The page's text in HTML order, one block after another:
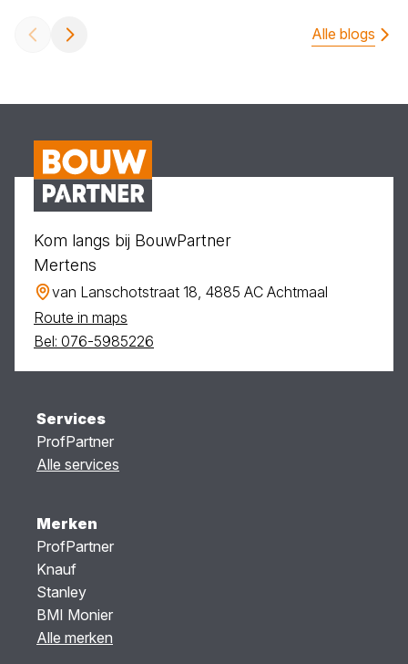
Alle blogs
Kom langs bij BouwPartner
Mertens
van Lanschotstraat 18, 4885 AC Achtmaal
Route in maps
Bel: 076-5985226
Services
ProfPartner
Alle services
Merken
ProfPartner
Knauf
Stanley
BMI Monier
Alle merken